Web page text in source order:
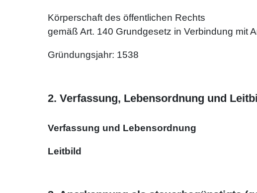
Körperschaft des öffentlichen Rechts
gemäß Art. 140 Grundgesetz in Verbindung mit
Gründungsjahr: 1538
2. Verfassung, Lebensordnung und
Verfassung und Lebensordnung
Leitbild